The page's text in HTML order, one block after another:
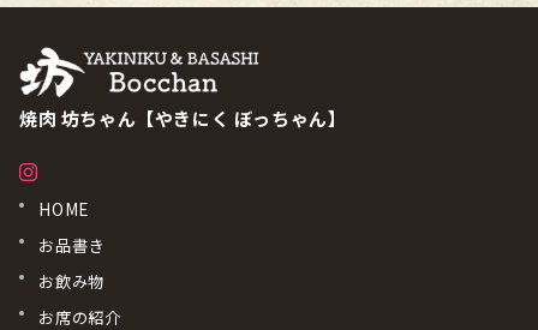
焼肉 坊ちゃん【やきにく ぼっちゃん】
HOME
お品書き
お飲み物
お席の紹介